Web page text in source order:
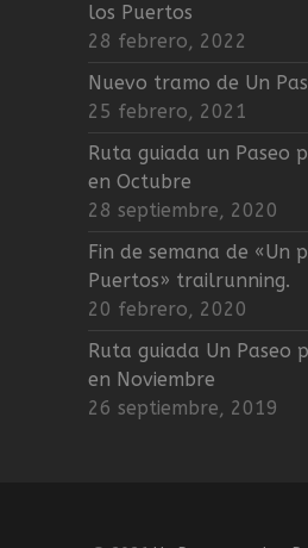
los Puertos
28 febrero, 2022
Nuevo tramo de Un
25 febrero, 2021
Ruta guiada un Paseo
en Octubre
28 septiembre, 2020
Fin de semana de «Un
Puertos» trailrunning.
20 febrero, 2020
Ruta guiada Un Paseo
en Noviembre
26 septiembre, 2019